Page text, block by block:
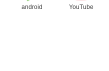
android YouTube